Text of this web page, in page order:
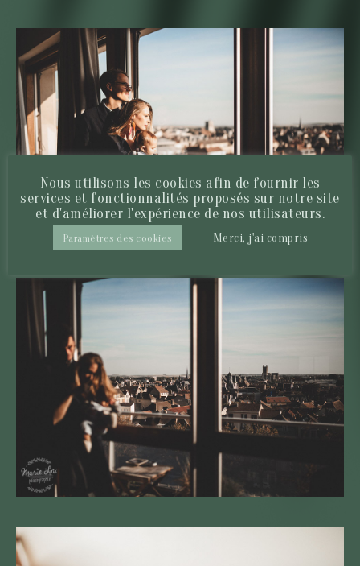
Nous utilisons les cookies afin de fournir les
services et fonctionnalités proposés sur notre site
et d'améliorer l'expérience de nos utilisateurs.
Paramètres des cookies Merci, j'ai compris